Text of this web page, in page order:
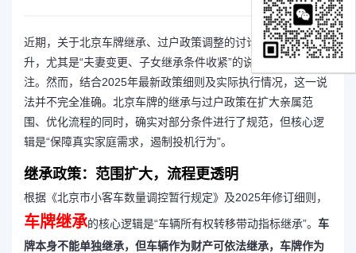
近期，关于北京车牌继承、过户政策调整的讨论热度持续攀
升，尤其是“夫妻变更、子女继承条件收紧”的说法引发广泛关
注。然而，结合2025年最新政策细则及实际执行情况，这一说
法并不完全准确。北京车牌的继承与过户政策在扩大亲属范
围、优化流程的同时，确实对部分条件进行了规范，但核心逻
辑是“保障真实家庭需求，遏制投机行为”。
继承政策：范围扩大，流程更透明
根据《北京市小客车数量调控暂行规定》及2025年修订细则，
车牌继承的核心逻辑是“车辆所有权转移带动指标继承”。 车
牌本身不能单独继承，但车辆作为财产可依法继承，车牌作为